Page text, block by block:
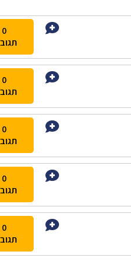
0
0
0
0
0